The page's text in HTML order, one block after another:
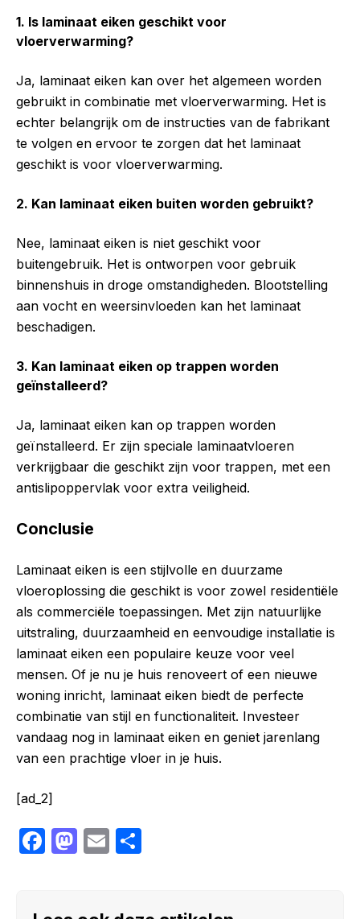
1. Is laminaat eiken geschikt voor
vloerverwarming?
Ja, laminaat eiken kan over het algemeen worden
gebruikt in combinatie met vloerverwarming. Het is
echter belangrijk om de instructies van de fabrikant
te volgen en ervoor te zorgen dat het laminaat
geschikt is voor vloerverwarming.
2. Kan laminaat eiken buiten worden gebruikt?
Nee, laminaat eiken is niet geschikt voor
buitengebruik. Het is ontworpen voor gebruik
binnenshuis in droge omstandigheden. Blootstelling
aan vocht en weersinvloeden kan het laminaat
beschadigen.
3. Kan laminaat eiken op trappen worden
geïnstalleerd?
Ja, laminaat eiken kan op trappen worden
geïnstalleerd. Er zijn speciale laminaatvloeren
verkrijgbaar die geschikt zijn voor trappen, met een
antislipoppervlak voor extra veiligheid.
Conclusie
Laminaat eiken is een stijlvolle en duurzame
vloeroplossing die geschikt is voor zowel residentiële
als commerciële toepassingen. Met zijn natuurlijke
uitstraling, duurzaamheid en eenvoudige installatie is
laminaat eiken een populaire keuze voor veel
mensen. Of je nu je huis renoveert of een nieuwe
woning inricht, laminaat eiken biedt de perfecte
combinatie van stijl en functionaliteit. Investeer
vandaag nog in laminaat eiken en geniet jarenlang
van een prachtige vloer in je huis.
[ad_2]
F
M E